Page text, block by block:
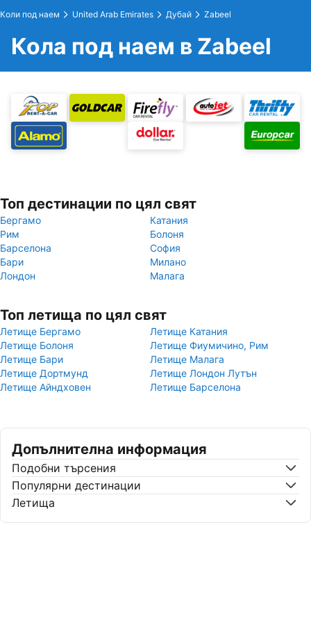
Коли под наем United Arab Emirates Дубай Zabeel
Кола под наем в Zabeel
Топ дестинации по цял свят
Бергамо
Катания
Рим
Болоня
Барселона
София
Бари
Милано
Лондон
Малага
Топ летища по цял свят
Летище Бергамо
Летище Катания
Летище Болоня
Летище Фиумичино, Рим
Летище Бари
Летище Малага
Летище Дортмунд
Летище Лондон Лутън
Летище Айндховен
Летище Барселона
Допълнителна информация
Подобни търсения
Популярни дестинации
Летища